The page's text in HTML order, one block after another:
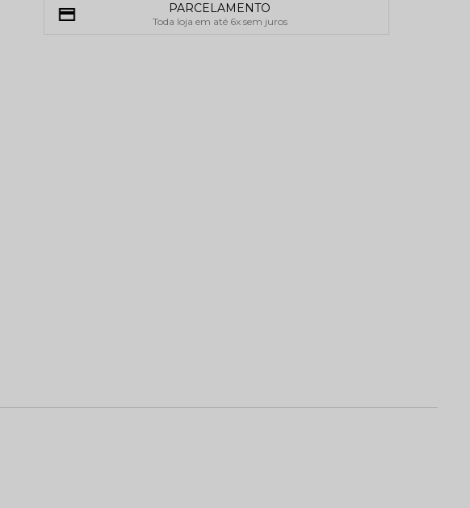
PARCELAMENTO
Toda loja em até 6x sem juros